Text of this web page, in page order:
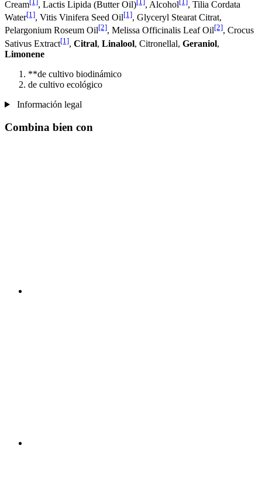
Cream , Lactis Lipida (Butter Oil) , Alcohol
, Tilia Cordata
Water[1], Vitis Vinifera Seed Oil[1], Glyceryl Stearat Citrat,
Pelargonium Roseum Oil[2], Melissa Officinalis Leaf Oil[2], Crocus
Sativus Extract[1], Citral, Linalool, Citronellal, Geraniol,
Limonene
**de cultivo biodinámico
de cultivo ecológico
Información legal
Combina bien con